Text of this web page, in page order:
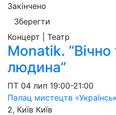
Закінчено
Зберегти
Концерт | Театр
Monatik.
людина”
ПТ 04 лип 19:00-21:00
Палац мистецтв
2, Київ Київ